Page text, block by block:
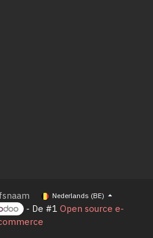
Nederlands (BE)
- De #1 Open source e-